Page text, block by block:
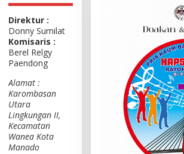
Direktur :
Donny Sumilat
Komisaris :
Berel Relgy
Paendong
Alamat :
Karombasan
Utara
Lingkungan II,
Kecamatan
Wanea Kota
Manado